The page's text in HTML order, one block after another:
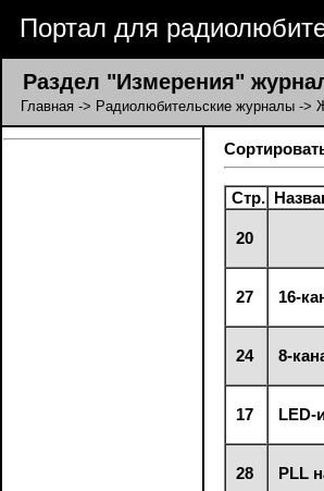
Портал для
Раздел "Измерения"
Главная -> Радиолюбительские журналы ->
Стр.
20
27 16-
24 8-
17 LED-
28 PLL